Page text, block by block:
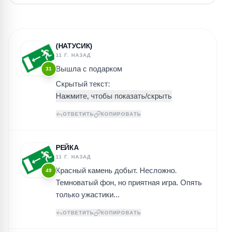
31
(НАТУСИК)
11 Г. НАЗАД
Вышла с подарком
Скрытый текст:
ОТВЕТИТЬ КОПИРОВАТЬ
49
РЕЙКА
11 Г. НАЗАД
Красный камень добыт. Несложно.
Темноватый фон, но приятная игра. Опять
только ужастики...
ОТВЕТИТЬ КОПИРОВАТЬ